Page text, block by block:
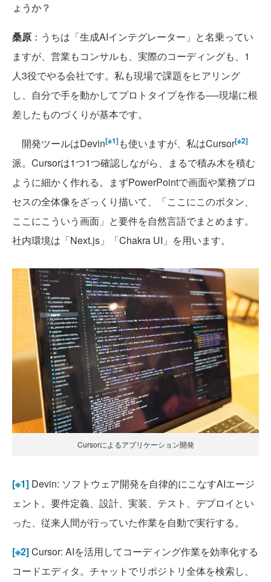
ょうか？
桑原 ：うちは「生成AIインテグレーター」と名乗ってい
ますが、営業もコンサルも、実際のコーディングも、1
人3役でやる会社です。私も現場で課題をヒアリング
し、自分で手を動かしてプロトタイプを作る──現場に根
差したものづくりが基本です。
開発ツールはDevin[※1]も使いますが、私はCursor[※2]
派。Cursorは1つ1つ確認しながら、まるで積み木を積む
ように細かく作れる。まずPowerPointで画面や業務プロ
セスの全体像をざっくり描いて、「ここにこのボタン、
ここにこういう画面」と要件を自然言語でまとめます。
社内環境は「Next.js」「Chakra UI」を用います。
Cursorによるアプリケーション開発
[※1] Devin: ソフトウェア開発を自律的にこなすAIエージ
ェント。要件定義、設計、実装、テスト、デプロイとい
った、従来人間が行っていた作業を自動で実行する。
[※2]Cursor: AIを活用してコーディング作業を効率化する
コードエディタ。チャットでリポジトリ全体を検索し、